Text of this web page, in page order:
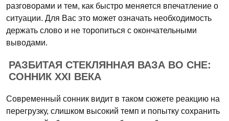
разговорами и тем, как быстро меняется впечатление о
ситуации. Для Вас это может означать необходимость
держать слово и не торопиться с окончательными
выводами.
РАЗБИТАЯ СТЕКЛЯННАЯ ВАЗА ВО СНЕ:
СОННИК XXI ВЕКА
Современный сонник видит в таком сюжете реакцию на
перегрузку, слишком высокий темп и попытку сохранить